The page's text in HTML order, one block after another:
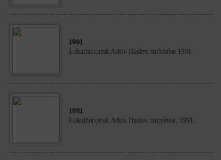
1991
Lokalhistorisk Arkiv Haslev, indvielse 1991.
1991
Lokalhistorisk Arkiv Haslev, indvielse, 1991.